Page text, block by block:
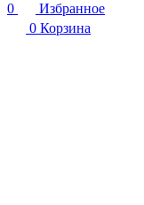
0
Избранное
0 Корзина